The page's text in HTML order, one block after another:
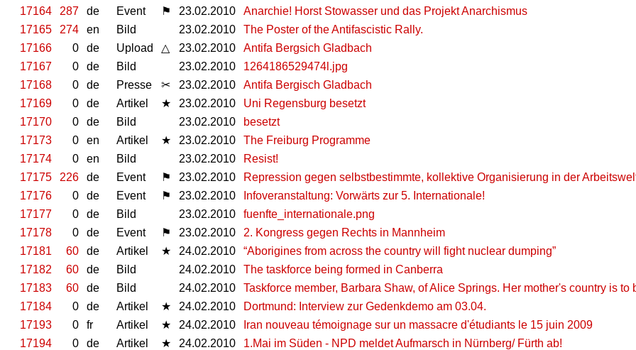
17164
287 de Event ⚑ 23.02.2010
Anarchie! Horst Stowasser und das Projekt Anarchismus
17165
274 en Bild 23.02.2010
The Poster of the Antifascistic Rally.
17166
0 de Upload △ 23.02.2010
Antifa Bergsich Gladbach
17167
0 de Bild 23.02.2010
1264186529474l.jpg
17168
0 de Presse ✂ 23.02.2010
Antifa Bergisch Gladbach
17169
0 de Artikel ★ 23.02.2010
Uni Regensburg besetzt
17170
0 de Bild 23.02.2010
besetzt
17173
0 en Artikel ★ 23.02.2010
The Freiburg Programme
17174
0 en Bild 23.02.2010
Resist!
17175
226 de Event ⚑ 23.02.2010
Repression gegen selbstbestimmte, kollektive Organisierung in der
17176
0 de Event ⚑ 23.02.2010
Infoveranstaltung: Vorwärts zur 5. Internationale!
17177
0 de Bild 23.02.2010
fuenfte_internationale.png
17178
0 de Event ⚑ 23.02.2010
2. Kongress gegen Rechts in Mannheim
17181
60 de Artikel ★ 24.02.2010
“Aborigines from across the country will fight nuclear dumping”
17182
60 de Bild 24.02.2010
The taskforce being formed in Canberra
17183
60 de Bild 24.02.2010
Taskforce member, Barbara Shaw, of Alice Springs. Her mother's country is
17184
0 de Artikel ★ 24.02.2010
Dortmund: Interview zur Gedenkdemo am 03.04.
17193
0 fr Artikel ★ 24.02.2010
Iran nouveau témoignage sur un massacre d'étudiants le 15 juin 2009
17194
0 de Artikel ★ 24.02.2010
1.Mai im Süden - NPD meldet Aufmarsch in Nürnberg/ Fürth ab!